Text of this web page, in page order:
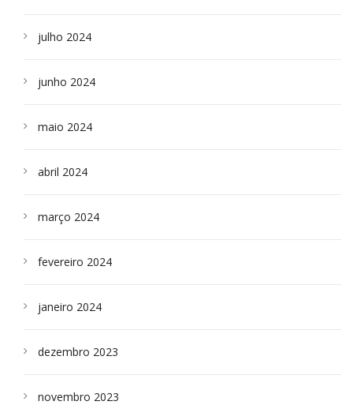
julho 2024
junho 2024
maio 2024
abril 2024
março 2024
fevereiro 2024
janeiro 2024
dezembro 2023
novembro 2023